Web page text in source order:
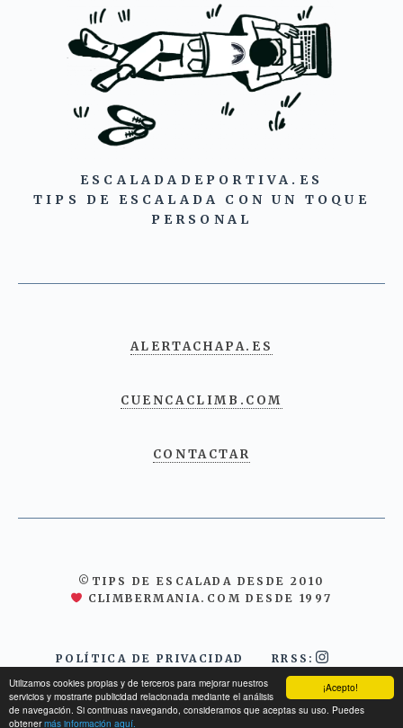
¡Acepto!
Utilizamos cookies propias y de terceros para mejorar nuestros
servicios y mostrarte publicidad relacionada mediante el análisis
de navegación. Si continuas navegando, consideramos que aceptas su uso. Puedes
obtenermás información aquí.
ESCALADADEPORTIVA.ES
TIPS DE ESCALADA CON UN TOQUE
PERSONAL
ALERTACHAPA.ES
CUENCACLIMB.COM
CONTACTAR
©TIPS DE ESCALADA DESDE 2010
CLIMBERMANIA.COM DESDE 1997
POLÍTICA DE PRIVACIDAD RRSS: